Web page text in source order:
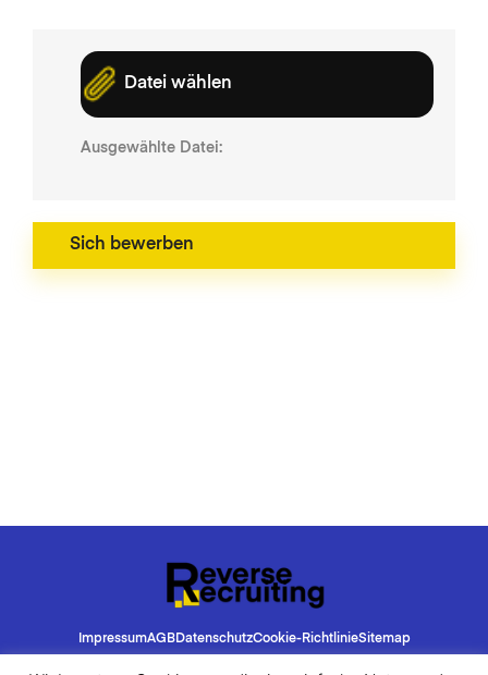
Datei wählen
ImpressumAGBDatenschutzCookie-RichtlinieSitemap